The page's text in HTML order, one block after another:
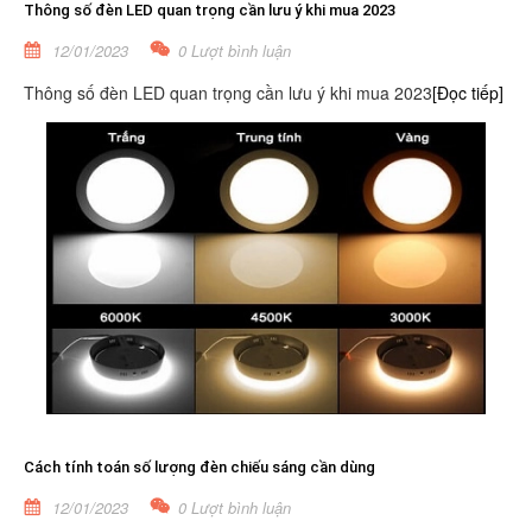
Thông số đèn LED quan trọng cần lưu ý khi mua 2023
12/01/2023 0 Lượt bình luận
Thông số đèn LED quan trọng cần lưu ý khi mua 2023[Đọc tiếp]
Cách tính toán số lượng đèn chiếu sáng cần dùng
12/01/2023 0 Lượt bình luận